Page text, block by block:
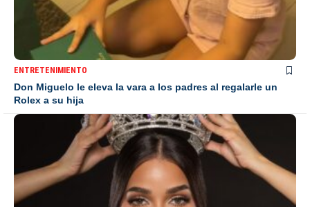
ENTRETENIMIENTO
Don Miguelo le eleva la vara a los padres al regalarle un
Rolex a su hija